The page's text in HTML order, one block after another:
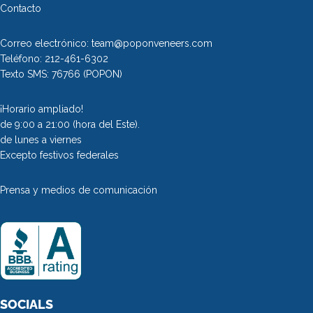
Pastillas de limpieza
Pop On
Espuma Fresca -
Limpiador y
Blanqueador ☁️
Estuche Pop On Clean &
Contacto
Correo electrónico: team@poponveneers.com
Teléfono: 212-461-6302
Texto SMS: 76766 (POPON)
¡Horario ampliado!
de 9:00 a 21:00 (hora del Este).
de lunes a viernes
Excepto festivos federales
Prensa y medios de comunicación
SOCIALS